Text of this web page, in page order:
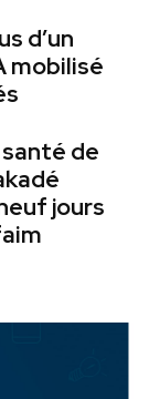
d’un
mobilisé
de
jours